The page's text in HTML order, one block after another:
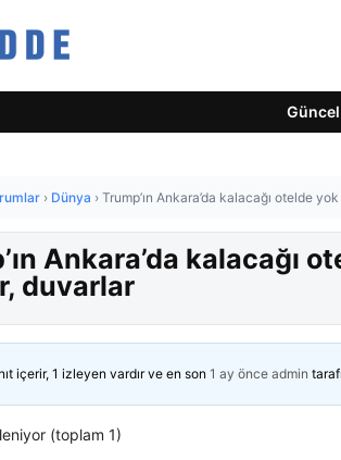
› Dünya › Trump’ın Ankara’da kalacağı otelde
Ankara’da kalacağı
duvarlar
içerir, 1 izleyen vardır ve en son 1 ay önce admin
(toplam 1)